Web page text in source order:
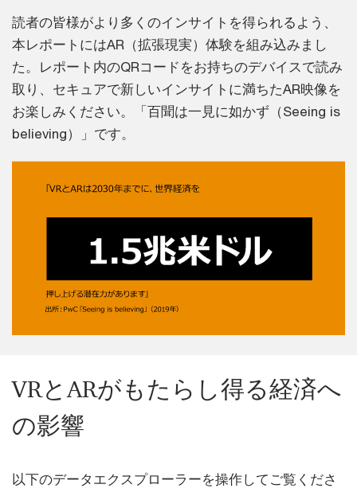
読者の皆様がより多くのインサイトを得られるよう、
本レポートにはAR（拡張現実）体験を組み込みまし
た。レポート内のQRコードをお持ちのデバイスで読み
取り、セキュアで新しいインサイトに満ちたAR映像を
お楽しみください。「百聞は一見に如かず（Seeing is
believing）」です。
VRとARがもたらし得る経済へ
の影響
以下のデータエクスプローラーを操作してご覧くださ